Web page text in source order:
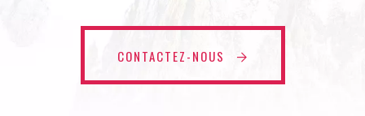
CONTACTEZ-NOUS